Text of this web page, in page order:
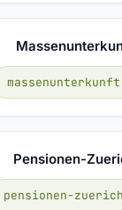
Pensionen-
pensionen-